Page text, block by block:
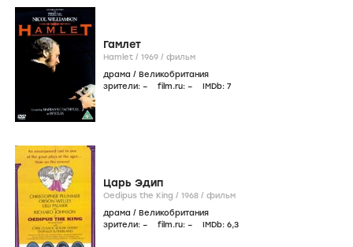
Гамлет
Hamlet / 1969 / фильм
драма / Великобритания
зрители: – film.ru: – IMDb: 7
Царь Эдип
Oedipus the King / 1968 / фильм
драма / Великобритания
зрители: – film.ru: – IMDb: 6,3